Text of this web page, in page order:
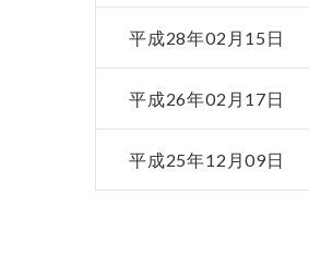
平成28年02月15日
平成26年02月17日
平成25年12月09日